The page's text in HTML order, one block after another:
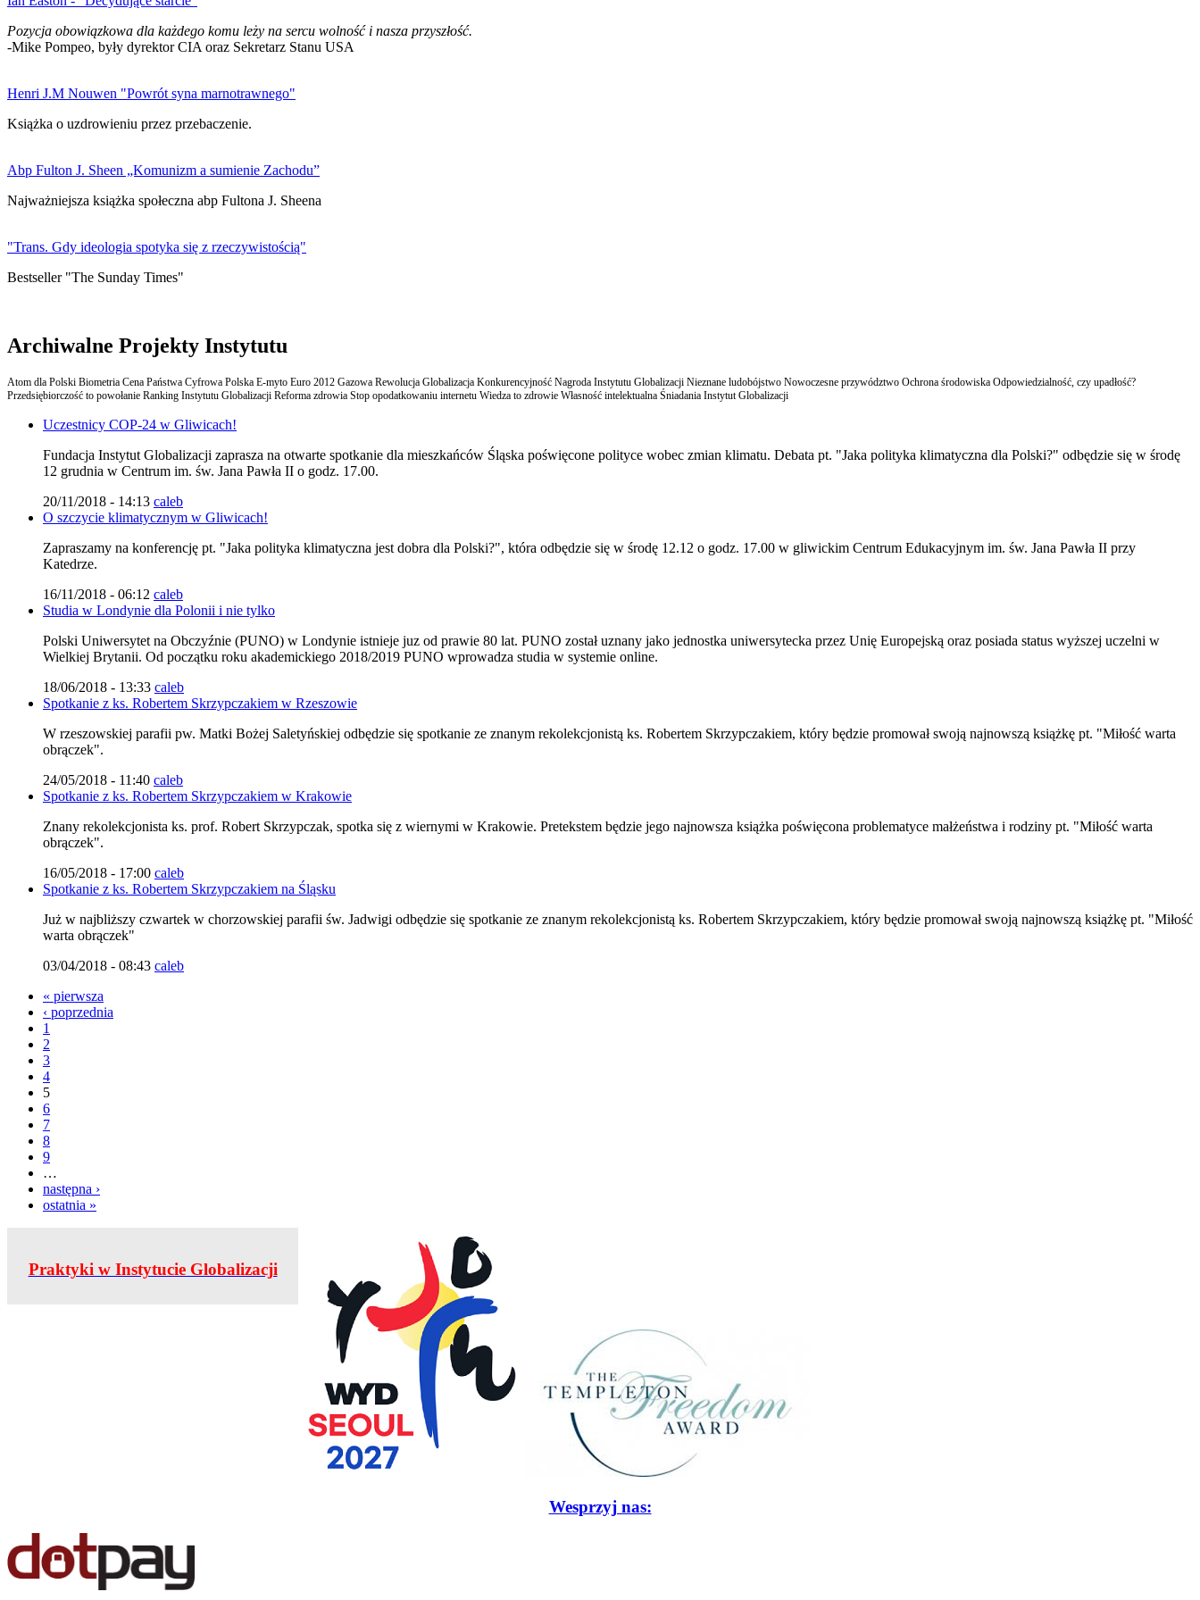
Pozycja obowiązkowa dla każdego komu leży na sercu wolność i nasza przyszłość.
-Mike Pompeo, były dyrektor CIA oraz Sekretarz Stanu USA
Henri J.M Nouwen "Powrót syna marnotrawnego"
Książka o uzdrowieniu przez przebaczenie.
Abp Fulton J. Sheen „Komunizm a sumienie Zachodu”
Najważniejsza książka społeczna abp Fultona J. Sheena
"Trans. Gdy ideologia spotyka się z rzeczywistością"
Bestseller "The Sunday Times"
Archiwalne Projekty Instytutu
Atom dla Polski Biometria Cena Państwa Cyfrowa Polska E-myto Euro 2012 Gazowa Rewolucja Globalizacja Konkurencyjność Nagroda Instytutu Globalizacji Nieznane ludobójstwo Nowoczesne przywództwo Ochrona środowiska Odpowiedzialność, czy upadłość?
Przedsiębiorczość to powołanie Ranking Instytutu Globalizacji Reforma zdrowia Stop opodatkowaniu internetu Wiedza to zdrowie Własność intelektualna Śniadania Instytut Globalizacji
Uczestnicy COP-24 w Gliwicach!
Fundacja Instytut Globalizacji zaprasza na otwarte spotkanie dla mieszkańców Śląska poświęcone polityce wobec zmian klimatu. Debata pt. "Jaka polityka klimatyczna dla Polski?" odbędzie się w środę
12 grudnia w Centrum im. św. Jana Pawła II o godz. 17.00.
20/11/2018 - 14:13 caleb
O szczycie klimatycznym w Gliwicach!
Zapraszamy na konferencję pt. "Jaka polityka klimatyczna jest dobra dla Polski?", która odbędzie się w środę 12.12 o godz. 17.00 w gliwickim Centrum Edukacyjnym im. św. Jana Pawła II przy
Katedrze.
16/11/2018 - 06:12 caleb
Studia w Londynie dla Polonii i nie tylko
Polski Uniwersytet na Obczyźnie (PUNO) w Londynie istnieje juz od prawie 80 lat. PUNO został uznany jako jednostka uniwersytecka przez Unię Europejską oraz posiada status wyższej uczelni w
Wielkiej Brytanii. Od początku roku akademickiego 2018/2019 PUNO wprowadza studia w systemie online.
18/06/2018 - 13:33 caleb
Spotkanie z ks. Robertem Skrzypczakiem w Rzeszowie
W rzeszowskiej parafii pw. Matki Bożej Saletyńskiej odbędzie się spotkanie ze znanym rekolekcjonistą ks. Robertem Skrzypczakiem, który będzie promował swoją najnowszą książkę pt. "Miłość warta
obrączek".
24/05/2018 - 11:40 caleb
Spotkanie z ks. Robertem Skrzypczakiem w Krakowie
Znany rekolekcjonista ks. prof. Robert Skrzypczak, spotka się z wiernymi w Krakowie. Pretekstem będzie jego najnowsza książka poświęcona problematyce małżeństwa i rodziny pt. "Miłość warta
obrączek".
16/05/2018 - 17:00 caleb
Spotkanie z ks. Robertem Skrzypczakiem na Śląsku
Już w najbliższy czwartek w chorzowskiej parafii św. Jadwigi odbędzie się spotkanie ze znanym rekolekcjonistą ks. Robertem Skrzypczakiem, który będzie promował swoją najnowszą książkę pt. "Miłość
warta obrączek"
03/04/2018 - 08:43 caleb
« pierwsza
‹ poprzednia
1
2
3
4
5
6
7
8
9
…
następna ›
ostatnia »
Praktyki w Instytucie Globalizacji
Wesprzyj nas: